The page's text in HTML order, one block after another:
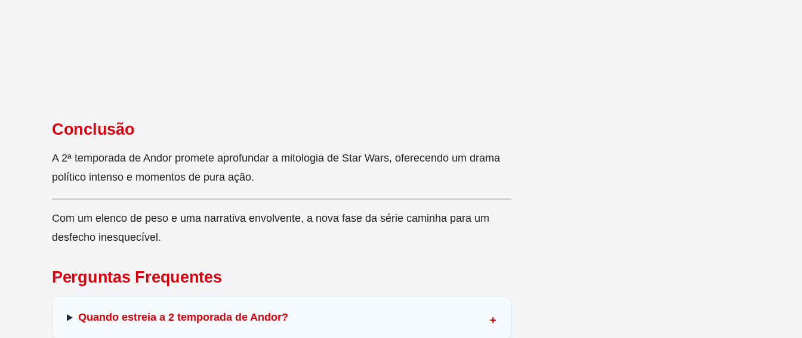
Conclusão
A 2ª temporada de Andor promete aprofundar a mitologia de Star Wars, oferecendo um drama
político intenso e momentos de pura ação.
Com um elenco de peso e uma narrativa envolvente, a nova fase da série caminha para um
desfecho inesquecível.
Perguntas Frequentes
Quando estreia a 2 temporada de Andor?